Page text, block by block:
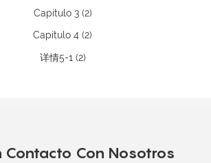
Contacto Con Nosotros